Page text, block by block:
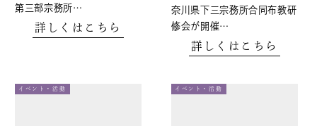
第三部宗務所…
詳しくはこちら
奈川県下三宗務所合同布教研
修会が開催…
詳しくはこちら
イベント・活動 イベント・活動